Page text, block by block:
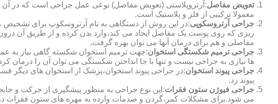
تعویض مفاصل:آرتروپلاستی (تعویض مفاصل) نوعی عمل جراحی است که در آن
معمولا ترکیبی از فلز و پلاستیک است.
جراحی آرتروسکوپی:در این روش از دستگاهی به نام آرتروسکوپ برای
ریزی که روی پوست یک مفاصل ایجاد می کند،وارد بدن کرده و از طریق آن
مفاصلی و هم برای درمان آنها می توان بهره گرفت.
جراحی ترمیم شکستگی استخوان:جهت ترمیم استخوان شکسته گاهی نیاز به
ها نیازی به جراحی نیست و تنها با جا انداختن شکستگی می توان آن را درمان
جراحی پیوند استخوان:در جراحی پیوند استخوان،پزشک از استخوان های دیگر
پیوند زد.
جراحی فیوژن ستون فقرات:این نوع جراحی به منظور پیشگیری از حرکت و
می شود.برای مشکلات کمر،گردن و صدمات وارده به مهره های ستون فقرات